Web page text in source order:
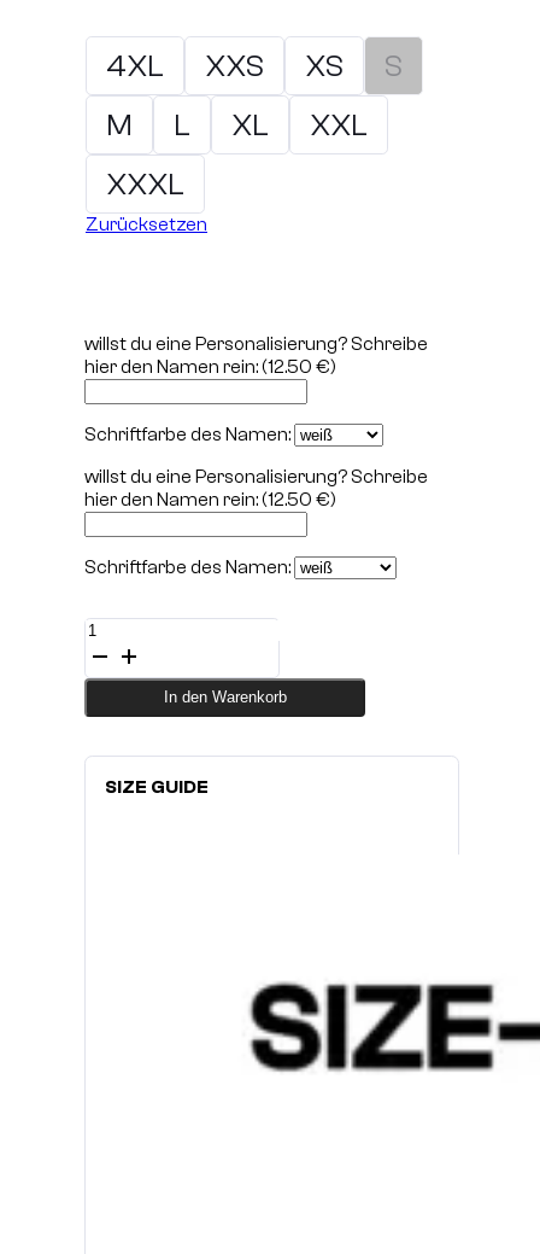
4XL XXS XS
S
M
L XL
XXL
XXXL
Zurücksetzen
willst du eine Personalisierung? Schreibe
hier den Namen rein:(12.50 €)
Schriftfarbe des Namen:
willst du eine Personalisierung? Schreibe
hier den Namen rein:(12.50 €)
Schriftfarbe des Namen:
Performance
Shirt
Shadow
Menge
In den Warenkorb
SIZE GUIDE